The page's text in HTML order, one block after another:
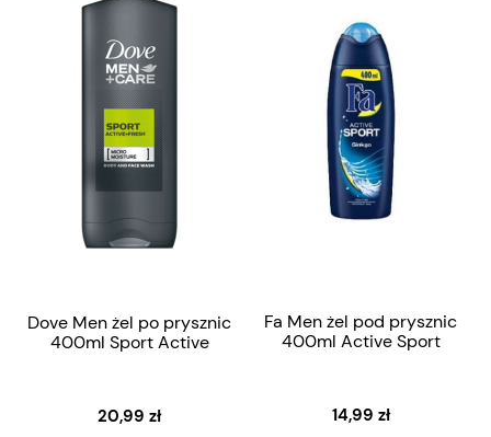
Dove Men żel po prysznic
400ml Sport Active
20,99 zł
Fa Men żel pod prysznic
400ml Active Sport
14,99 zł